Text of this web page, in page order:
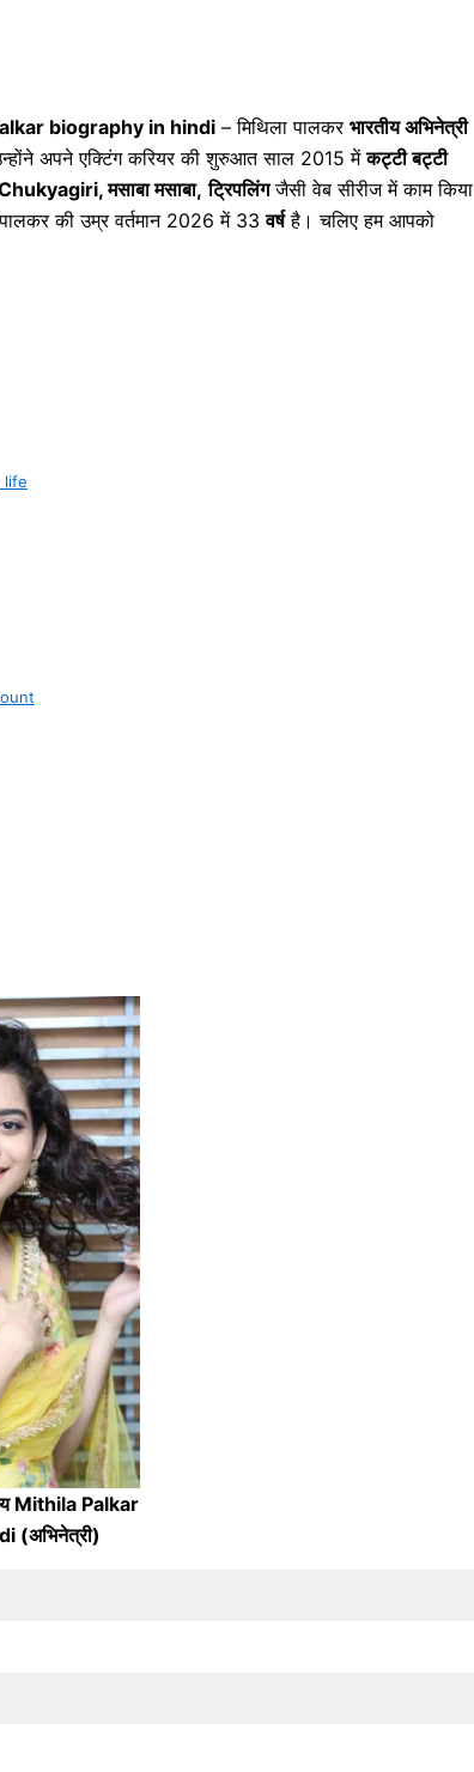
biography in hindi – मिथिला पालकर भारतीय अभिनेत्री
अपने एक्टिंग करियर की शुरुआत साल 2015 मेंकट्टी बट्टी
मसाबा मसाबा, ट्रिपलिंगजैसी वेब सीरीज में काम किया
पालकर की उम्र वर्तमान 2026 में 33वर्षहै। चलिए हम आपको
life
Mithila Palkar
(अभिनेत्री)